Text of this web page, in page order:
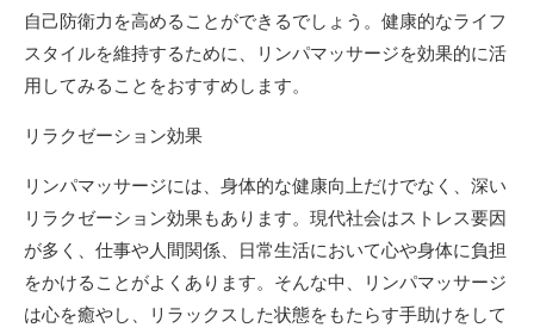
自己防衛力を高めることができるでしょう。健康的なライフ
スタイルを維持するために、リンパマッサージを効果的に活
用してみることをおすすめします。
リラクゼーション効果
リンパマッサージには、身体的な健康向上だけでなく、深い
リラクゼーション効果もあります。現代社会はストレス要因
が多く、仕事や人間関係、日常生活において心や身体に負担
をかけることがよくあります。そんな中、リンパマッサージ
は心を癒やし、リラックスした状態をもたらす手助けをして